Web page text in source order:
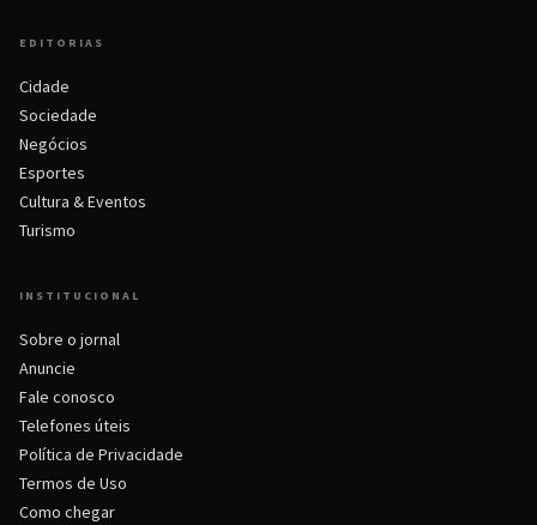
EDITORIAS
Cidade
Sociedade
Negócios
Esportes
Cultura & Eventos
Turismo
INSTITUCIONAL
Sobre o jornal
Anuncie
Fale conosco
Telefones úteis
Política de Privacidade
Termos de Uso
Como chegar